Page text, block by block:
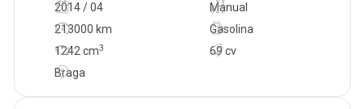
2014 / 04
Manual
213000 km
69 cv
Gasolina
1242 cm3
Braga